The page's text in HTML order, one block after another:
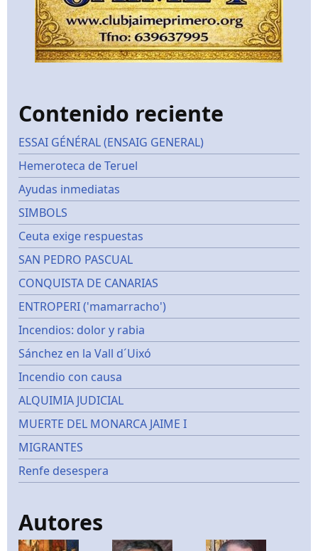
Contenido reciente
ESSAI GÉNÉRAL (ENSAIG GENERAL)
Hemeroteca de Teruel
Ayudas inmediatas
SIMBOLS
Ceuta exige respuestas
SAN PEDRO PASCUAL
CONQUISTA DE CANARIAS
ENTROPERI ('mamarracho')
Incendios: dolor y rabia
Sánchez en la Vall d´Uixó
Incendio con causa
ALQUIMIA JUDICIAL
MUERTE DEL MONARCA JAIME I
MIGRANTES
Renfe desespera
Autores